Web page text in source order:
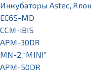
Инкубаторы Astec,
EC6S-MD
CCM-iBIS
APM-30DR
MN-2 “MINI”
APM-50DR